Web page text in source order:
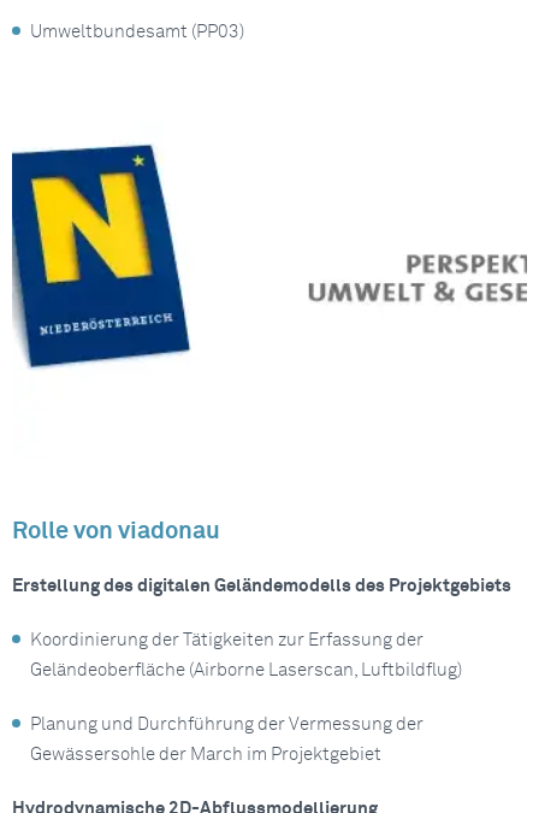
Umweltbundesamt (PP03)
Rolle von viadonau
Erstellung des digitalen Geländemodells des Projektgebiets
Koordinierung der Tätigkeiten zur Erfassung der
Geländeoberfläche (Airborne Laserscan, Luftbildflug)
Planung und Durchführung der Vermessung der
Gewässersohle der March im Projektgebiet
Hydrodynamische 2D-Abflussmodellierung